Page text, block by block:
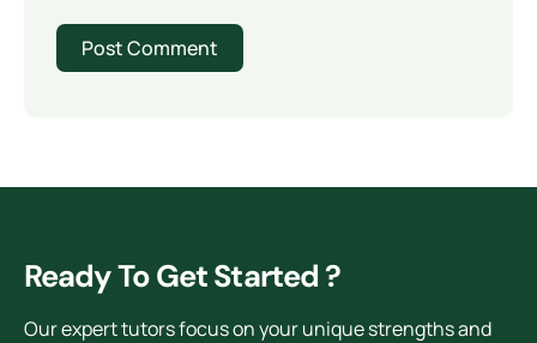
Ready To Get Started ?
Our expert tutors focus on your unique strengths and